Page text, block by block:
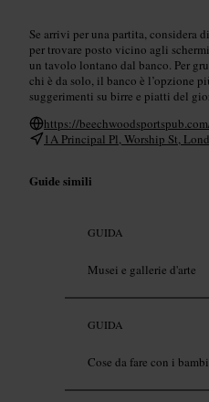
Se arrivi per una partita, considera
per trovare posto vicino agli
un tavolo lontano dal banco. Per
chi è da solo, il banco è l’opzione
suggerimenti su birre e piatti del
https://
1A Principal Pl, Worship St,
Guide simili
GUIDA
Musei e gallerie d'arte
GUIDA
Cose da fare con i